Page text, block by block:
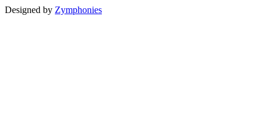
Designed by Zymphonies